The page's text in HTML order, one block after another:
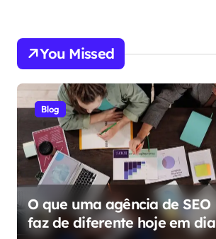
You Missed
Blog
O que uma agência de SEO
faz de diferente hoje em dia